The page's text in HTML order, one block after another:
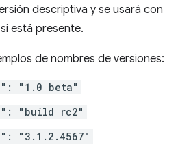
descriptiva y se usará con
está presente.
de nombres de versiones:
"1.0 beta"
"build rc2"
"3.1.2.4567"